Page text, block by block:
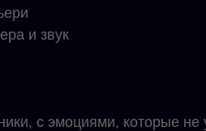
и звук
с эмоциями, которые не